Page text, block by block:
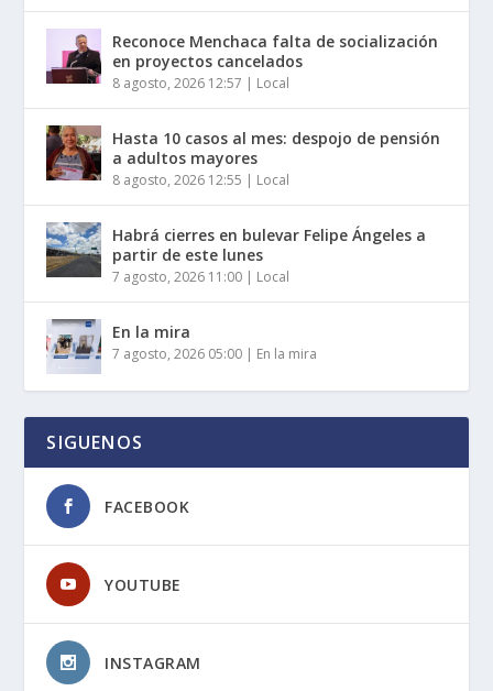
Reconoce Menchaca falta de socialización
en proyectos cancelados
8 agosto, 2026 12:57 | Local
Hasta 10 casos al mes: despojo de pensión
a adultos mayores
8 agosto, 2026 12:55 | Local
Habrá cierres en bulevar Felipe Ángeles a
partir de este lunes
7 agosto, 2026 11:00 | Local
En la mira
7 agosto, 2026 05:00 | En la mira
SIGUENOS
FACEBOOK
YOUTUBE
INSTAGRAM